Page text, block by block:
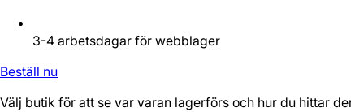
3-4 arbetsdagar för webblager
Beställ nu
Välj butik för att se var varan lagerförs och hur du hittar den.